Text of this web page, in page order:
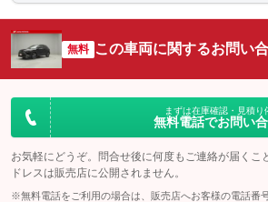
：装備なし ：装備
サイドカメラ
：装備なし ルーフ
：装備
：装備なし
：装備
無料 この車両に関するお問い
まずは在庫確認・見積り
無料電話でお問い
お気軽にどうぞ。問合せ後に何度もご連絡が届くこ
ドレスは販売店に公開されません。
※無料電話をご利用の場合は、販売店へお客様の電話番